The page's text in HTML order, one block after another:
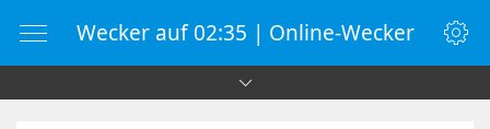
Wecker auf 02:35 | Online-Wecker